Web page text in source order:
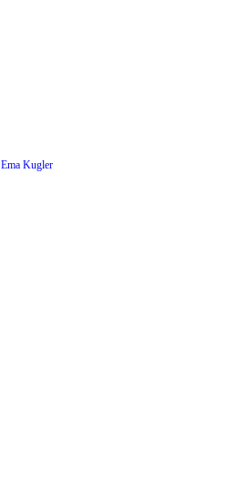
Ema Kugler